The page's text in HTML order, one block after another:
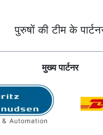
पुरुषों की टीम के
मुख्य पार्टनर